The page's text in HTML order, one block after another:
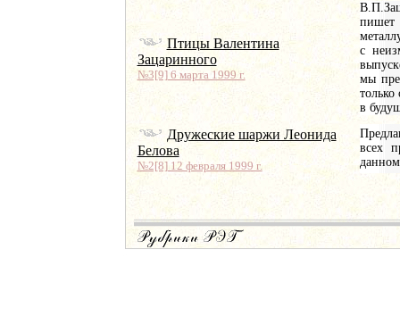
Птицы Валентина
Зацаринного
№3[9] 6 марта 1999 г.
пишет
с
мы
в
Дружеские шаржи Леонида
Белова
№2[8] 12 февраля 1999 г.
всех